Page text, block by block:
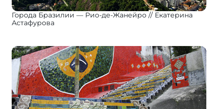
Города Бразилии — Рио-де-Жанейро
Екатерина
Астафурова